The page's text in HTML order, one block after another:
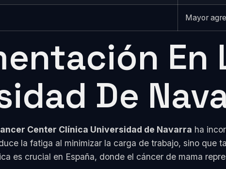
Mayor
En
De
Center Clínica Universidad de Navarra ha
la fatiga al minimizar la carga de trabajo, sino
es crucial en España, donde el cáncer de mama